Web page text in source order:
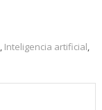
Inteligencia artificial